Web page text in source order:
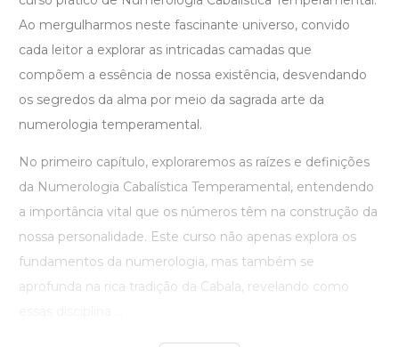
Ao mergulharmos neste fascinante universo, convido
cada leitor a explorar as intricadas camadas que
compõem a essência de nossa existência, desvendando
os segredos da alma por meio da sagrada arte da
numerologia temperamental.
No primeiro capítulo, exploraremos as raízes e definições
da Numerologia Cabalística Temperamental, entendendo
a importância vital que os números têm na construção da
nossa personalidade. Este curso não apenas explora os
fundamentos da numerologia, mas também se
aprofunda na rica tradição da Cabala, revelando como